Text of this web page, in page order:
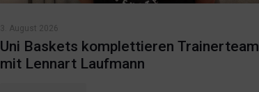
3. August 2026
Uni Baskets komplettieren Trainerteam
mit Lennart Laufmann